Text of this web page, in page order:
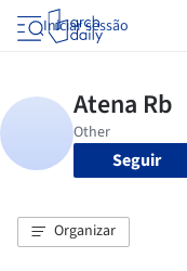
Iniciar sessão
Seguir
Organizar